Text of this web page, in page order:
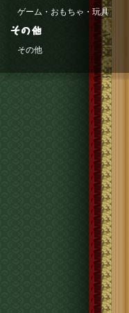
ゲーム・おもちゃ・玩具
その他